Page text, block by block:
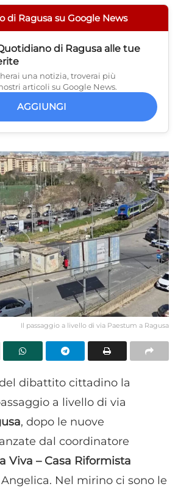
di Ragusa su Google News
di Ragusa alle tue
una notizia, troverai più
articoli su Google News.
AGGIUNGI
Il passaggio a livello di via Paestum a Ragusa
dibattito cittadino la
a livello di via
, dopo le nuove
dal coordinatore
Viva – Casa Riformista
Nel mirino ci sono le